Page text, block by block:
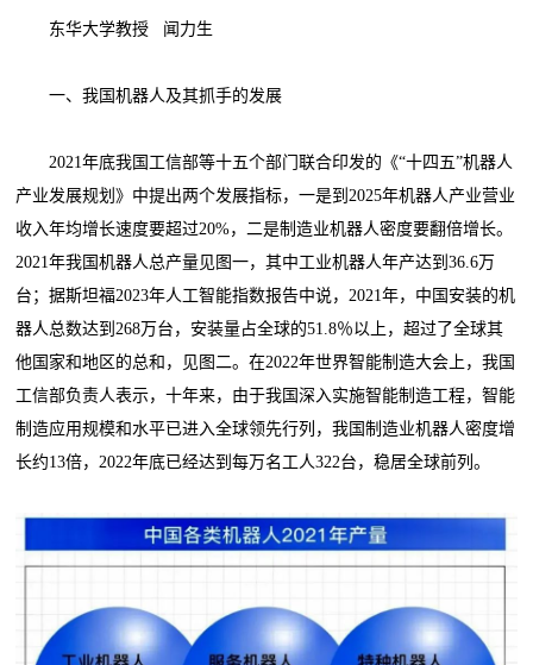
东华大学教授 闻力生
一、我国机器人及其抓手的发展
2021年底我国工信部等十五个部门联合印发的《“十四五”机器人
产业发展规划》中提出两个发展指标，一是到2025年机器人产业营业
收入年均增长速度要超过20%，二是制造业机器人密度要翻倍增长。
2021年我国机器人总产量见图一，其中工业机器人年产达到36.6万
台；据斯坦福2023年人工智能指数报告中说，2021年，中国安装的机
器人总数达到268万台，安装量占全球的51.8％以上，超过了全球其
他国家和地区的总和，见图二。在2022年世界智能制造大会上，我国
工信部负责人表示，十年来，由于我国深入实施智能制造工程，智能
制造应用规模和水平已进入全球领先行列，我国制造业机器人密度增
长约13倍，2022年底已经达到每万名工人322台，稳居全球前列。